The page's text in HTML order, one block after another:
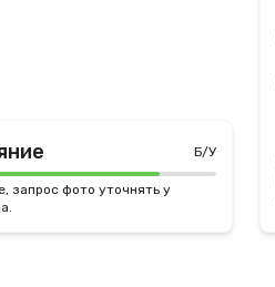
Б/У
запрос фото уточнять у